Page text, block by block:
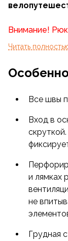
Внимание!
материалов и
ним
ресурс
Читать
Все швы
Вход в
и лямках
не
Грудная